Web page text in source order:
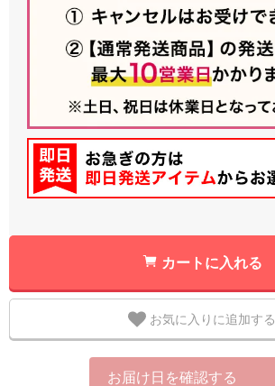
カートに入れる
お気に入りに追加する
お届け日を確認する